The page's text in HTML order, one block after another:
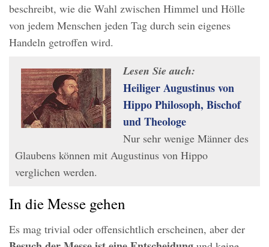
beschreibt, wie die Wahl zwischen Himmel und Hölle
von jedem Menschen jeden Tag durch sein eigenes
Handeln getroffen wird.
Lesen Sie auch:
Heiliger Augustinus von
Hippo Philosoph, Bischof
und Theologe
Nur sehr wenige Männer des
Glaubens können mit Augustinus von Hippo
verglichen werden.
In die Messe gehen
Es mag trivial oder offensichtlich erscheinen, aber der